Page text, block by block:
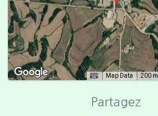
Map Data 200 m
Partagez